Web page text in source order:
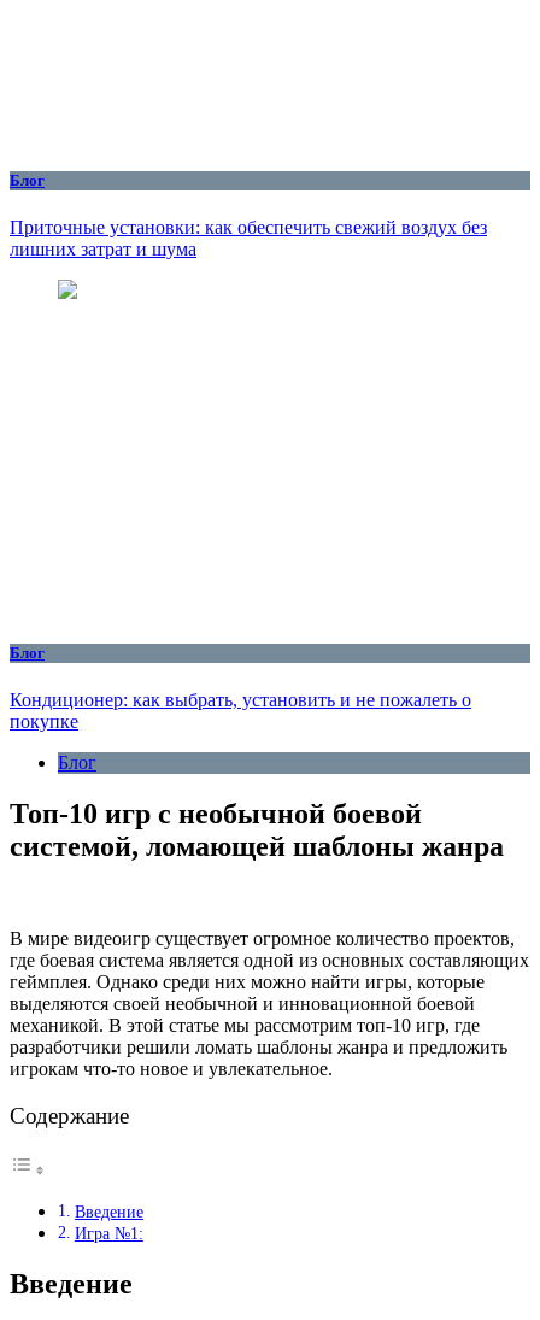
Блог
Приточные установки: как обеспечить свежий воздух без
лишних затрат и шума
Блог
Кондиционер: как выбрать, установить и не пожалеть о
покупке
Блог
Топ-10 игр с необычной боевой
системой, ломающей шаблоны жанра
В мире видеоигр существует огромное количество проектов,
где боевая система является одной из основных составляющих
геймплея. Однако среди них можно найти игры, которые
выделяются своей необычной и инновационной боевой
механикой. В этой статье мы рассмотрим топ-10 игр, где
разработчики решили ломать шаблоны жанра и предложить
игрокам что-то новое и увлекательное.
Содержание
Введение
Игра №1:
Введение